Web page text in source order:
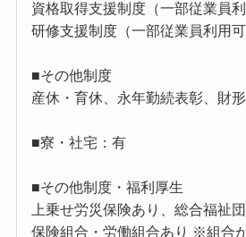
資格取得支援制度（一部従業員利
研修支援制度（一部従業員利用可
■その他制度
産休・育休、永年勤続表彰、財
■寮・社宅：有
■その他制度・福利厚生
上乗せ労災保険あり、総合福祉
保険組合・労働組合あり ※組合